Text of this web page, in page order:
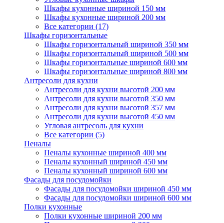
Шкафы кухонные шириной 150 мм
Шкафы кухонные шириной 200 мм
Все категории (17)
Шкафы горизонтальные
Шкафы горизонтальный шириной 350 мм
Шкафы горизонтальный шириной 500 мм
Шкафы горизонтальные шириной 600 мм
Шкафы горизонтальные шириной 800 мм
Антресоли для кухни
Антресоли для кухни высотой 200 мм
Антресоли для кухни высотой 350 мм
Антресоли для кухни высотой 357 мм
Антресоли для кухни высотой 450 мм
Угловая антресоль для кухни
Все категории (5)
Пеналы
Пеналы кухонные шириной 400 мм
Пеналы кухонный шириной 450 мм
Пеналы кухонный шириной 600 мм
Фасады для посудомойки
Фасады для посудомойки шириной 450 мм
Фасады для посудомойки шириной 600 мм
Полки кухонные
Полки кухонные шириной 200 мм